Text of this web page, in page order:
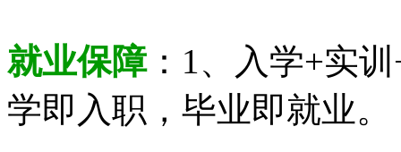
就业保障：1、入学+实
学即入职，毕业即就业。